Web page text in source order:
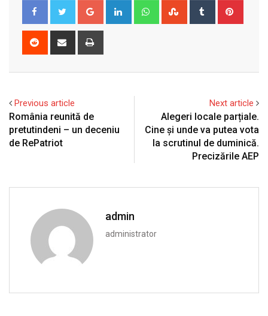
Google+ LinkedIn WhatsappStumbleUpon
Tumblr
Reddit
Share
Previous article
România reunită de
pretutindeni – un deceniu
de RePatriot
Next article
Alegeri locale parțiale.
Cine și unde va putea vota
la scrutinul de duminică.
Precizările AEP
admin
administrator